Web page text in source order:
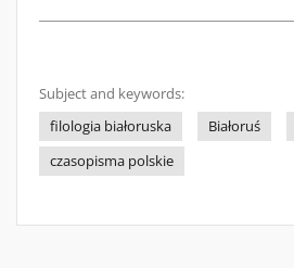
Subject and keywords:
filologia białoruska
Białoruś
czasopisma polskie